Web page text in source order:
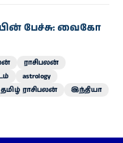
பேச்சு: வைகோ
ராசிபலன்
astrology
தமிழ் ராசிபலன்
இந்தியா